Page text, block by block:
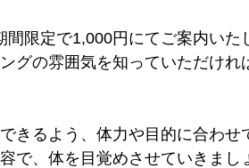
限定で1,000円にてご案内いた
グの雰囲気を知っていただけれ
きるよう、体力や目的に合わせ
で、体を目覚めさせていきまし